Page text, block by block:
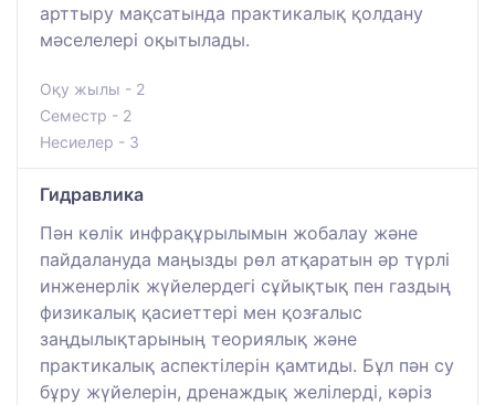
арттыру мақсатында практикалық қолдану
мәселелері оқытылады.
Оқу жылы - 2
Семестр - 2
Несиелер - 3
Гидравлика
Пән көлік инфрақұрылымын жобалау және
пайдалануда маңызды рөл атқаратын әр түрлі
инженерлік жүйелердегі сұйықтық пен газдың
физикалық қасиеттері мен қозғалыс
заңдылықтарының теориялық және
практикалық аспектілерін қамтиды. Бұл пән су
бұру жүйелерін, дренаждық желілерді, кәріз